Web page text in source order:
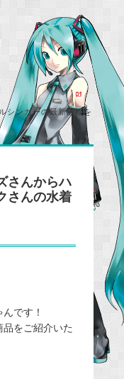
シンガーの最新情報を
さんからハ
さんの水着
です！
をご紹介いた